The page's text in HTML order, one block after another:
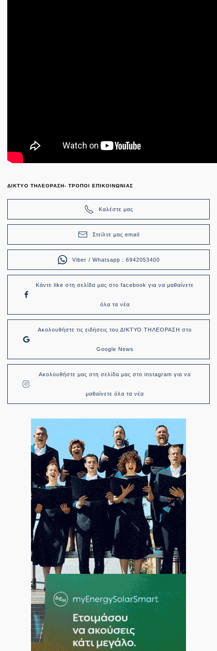
ΔΙΚΤΥΟ ΤΗΛΕΟΡΑΣΗ- ΤΡΟΠΟΙ ΕΠΙΚΟΙΝΩΝΙΑΣ
Καλέστε μας
Στείλτε μας email
Viber / Whatsapp : 6942053400
Κάντε like στη σελίδα μας στο facebook για να μαθαίνετε
όλα τα νέα
Ακολουθήστε τις ειδήσεις του ΔΙΚΤΥΟ ΤΗΛΕΟΡΑΣΗ στο
Google News
Ακολουθήστε μας στη σελίδα μας στο instagram για να
μαθαίνετε όλα τα νέα